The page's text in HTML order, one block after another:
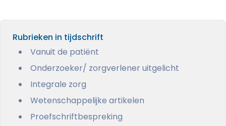
Rubrieken in tijdschrift
Vanuit de patiënt
Onderzoeker/ zorgverlener uitgelicht
Integrale zorg
Wetenschappelijke artikelen
Proefschriftbespreking